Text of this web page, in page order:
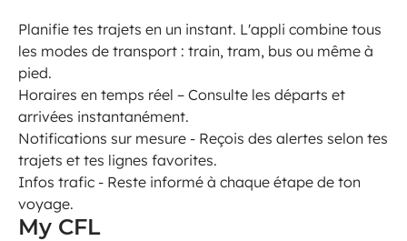
Planifie tes trajets en un instant. L'appli combine tous
les modes de transport : train, tram, bus ou même à
pied.
Horaires en temps réel – Consulte les départs et
arrivées instantanément.
Notifications sur mesure - Reçois des alertes selon tes
trajets et tes lignes favorites.
Infos trafic - Reste informé à chaque étape de ton
voyage.
My CFL